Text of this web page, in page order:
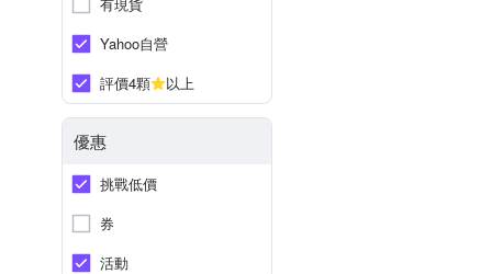
Yahoo自營
評價4顆
以上
優惠
挑戰低價
券
活動